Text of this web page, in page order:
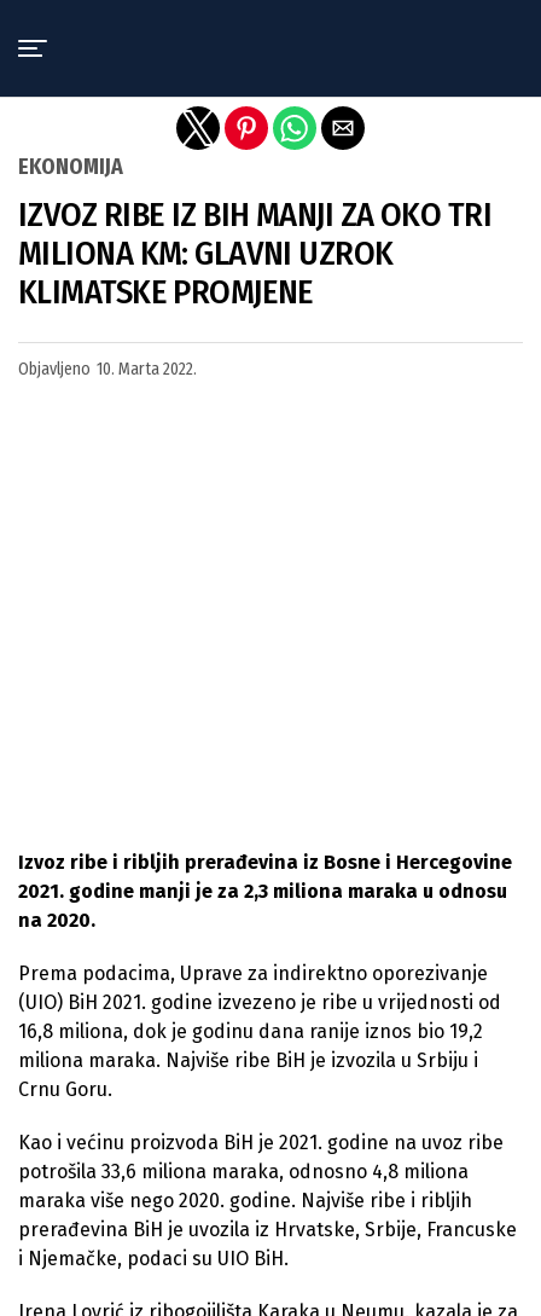
EKONOMIJA
IZVOZ RIBE IZ BIH MANJI ZA OKO TRI
MILIONA KM: GLAVNI UZROK
KLIMATSKE PROMJENE
Objavljeno 10. Marta 2022.
Izvoz ribe i ribljih prerađevina iz Bosne i Hercegovine
2021. godine manji je za 2,3 miliona maraka u odnosu
na 2020.
Prema podacima, Uprave za indirektno oporezivanje
(UIO) BiH 2021. godine izvezeno je ribe u vrijednosti od
16,8 miliona, dok je godinu dana ranije iznos bio 19,2
miliona maraka. Najviše ribe BiH je izvozila u Srbiju i
Crnu Goru.
Kao i većinu proizvoda BiH je 2021. godine na uvoz ribe
potrošila 33,6 miliona maraka, odnosno 4,8 miliona
maraka više nego 2020. godine. Najviše ribe i ribljih
prerađevina BiH je uvozila iz Hrvatske, Srbije, Francuske
i Njemačke, podaci su UIO BiH.